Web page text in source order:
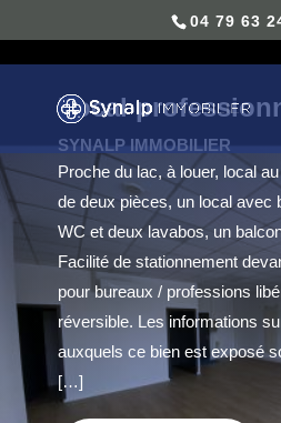
04 79 63
Local
SYNALP IMMOBILIER
Proche du lac, à louer, local
de deux pièces, un local avec
WC et deux lavabos, un
Facilité de stationnement
pour bureaux / professions
réversible. Les informations
auxquels ce bien est exposé
[…]